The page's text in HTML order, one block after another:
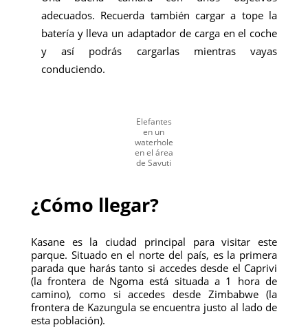
adecuados. Recuerda también cargar a tope la
batería y lleva un adaptador de carga en el coche
y así podrás cargarlas mientras vayas
conduciendo.
Elefantes
en un
waterhole
en el área
de Savuti
¿Cómo llegar?
Kasane es la ciudad principal para visitar este
parque. Situado en el norte del país, es la primera
parada que harás tanto si accedes desde el Caprivi
(la frontera de Ngoma está situada a 1 hora de
camino), como si accedes desde Zimbabwe (la
frontera de Kazungula se encuentra justo al lado de
esta población).